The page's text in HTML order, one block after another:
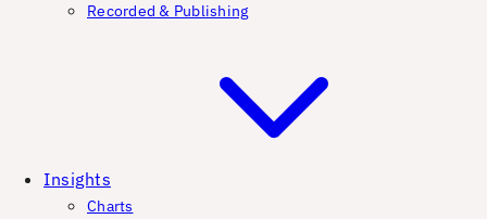
Recorded & Publishing
Insights
Charts